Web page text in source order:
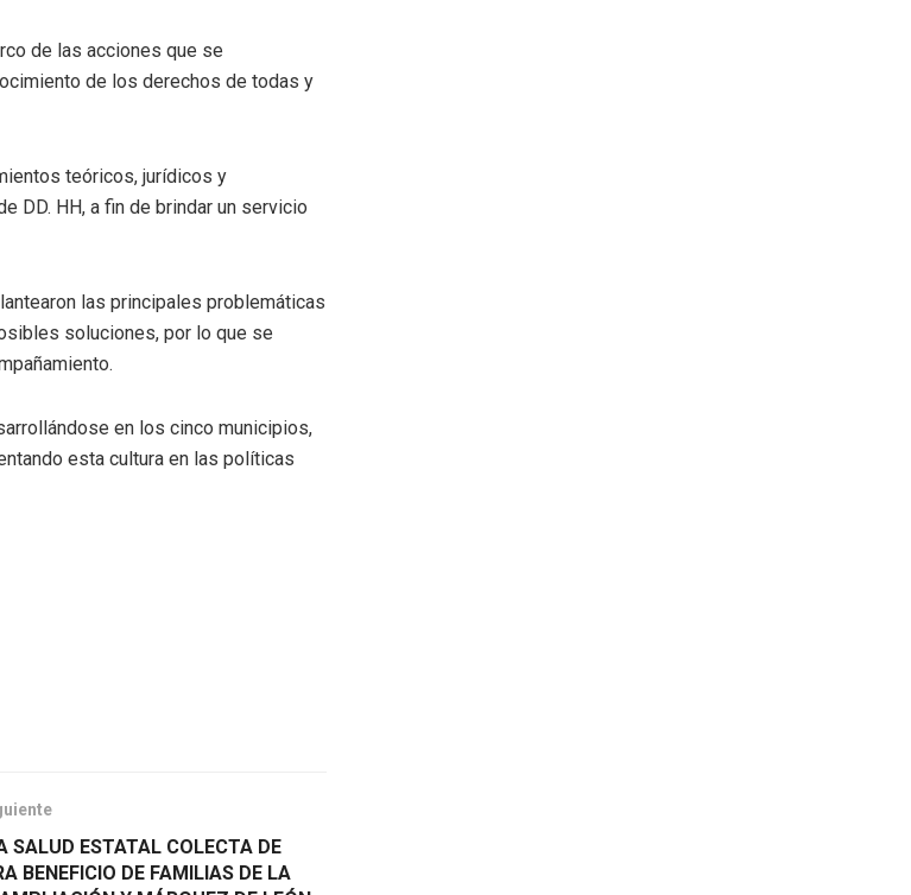
de las acciones que se
de los derechos de todas y
teóricos, jurídicos y
DD. HH, a fin de brindar un servicio
las principales problemáticas
soluciones, por lo que se
en los cinco municipios,
esta cultura en las políticas
SALUD ESTATAL COLECTA DE
BENEFICIO DE FAMILIAS DE LA